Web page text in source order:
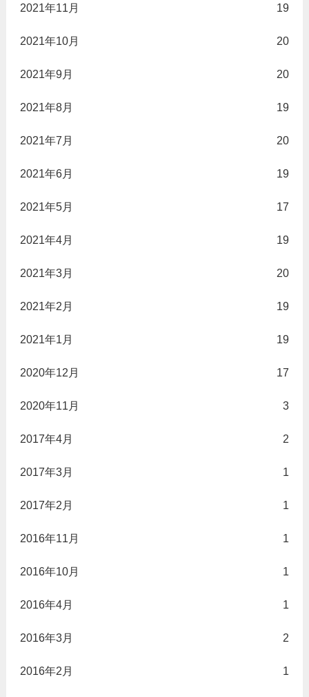
2021年11月 19
2021年10月 20
2021年9月 20
2021年8月 19
2021年7月 20
2021年6月 19
2021年5月 17
2021年4月 19
2021年3月 20
2021年2月 19
2021年1月 19
2020年12月 17
2020年11月 3
2017年4月 2
2017年3月 1
2017年2月 1
2016年11月 1
2016年10月 1
2016年4月 1
2016年3月 2
2016年2月 1